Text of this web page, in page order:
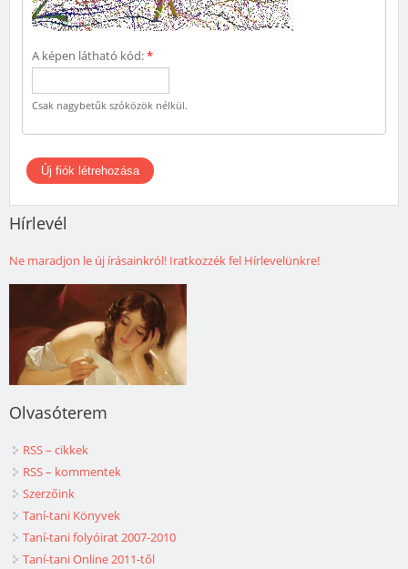
A képen látható kód:*
Csak nagybetűk szóközök nélkül.
Hírlevél
Ne maradjon le új írásainkról! Iratkozzék fel Hírlevelünkre!
Olvasóterem
RSS – cikkek
RSS – kommentek
Szerzőink
Taní-tani Könyvek
Taní-tani folyóirat 2007-2010
Taní-tani Online 2011-től